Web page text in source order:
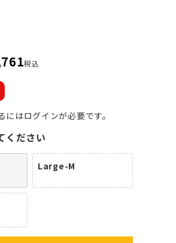
税込
にはログインが必要です。
ください
Large-M